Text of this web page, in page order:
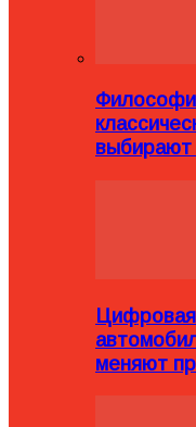
выбирают
Цифровая
меняют